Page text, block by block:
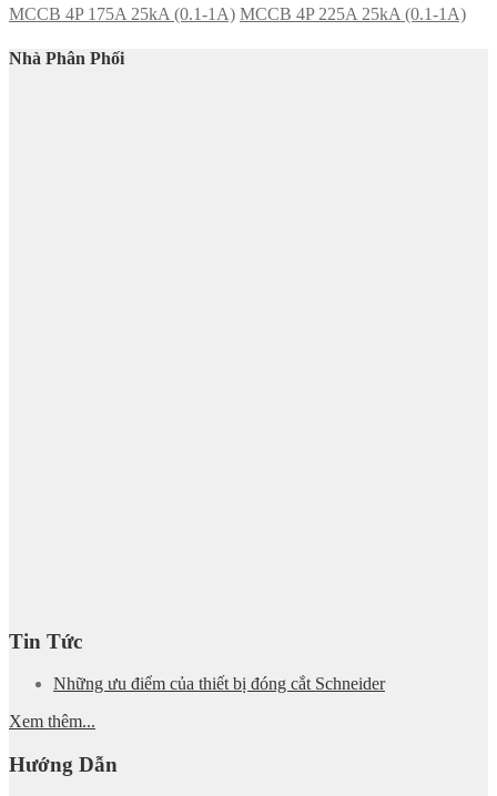
MCCB 4P 175A 25kA (0.1-1A) MCCB 4P 225A 25kA (0.1-1A)
Nhà Phân Phối
Tin Tức
Những ưu điểm của thiết bị đóng cắt Schneider
Xem thêm...
Hướng Dẫn